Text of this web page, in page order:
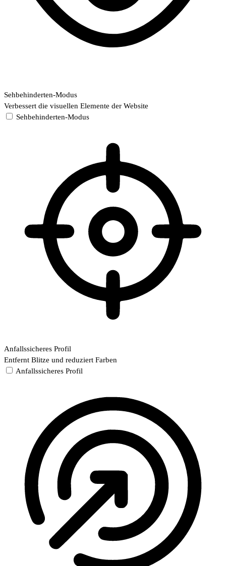
Sehbehinderten-Modus
Verbessert die visuellen Elemente der Website
Sehbehinderten-Modus
Anfallssicheres Profil
Entfernt Blitze und reduziert Farben
Anfallssicheres Profil